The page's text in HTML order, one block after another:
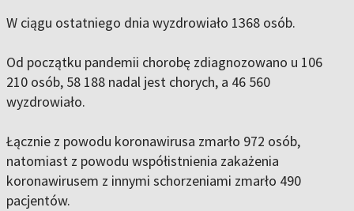
W ciągu ostatniego dnia wyzdrowiało 1368 osób.
Od początku pandemii chorobę zdiagnozowano u 106
210 osób, 58 188 nadal jest chorych, a 46 560
wyzdrowiało.
Łącznie z powodu koronawirusa zmarło 972 osób,
natomiast z powodu współistnienia zakażenia
koronawirusem z innymi schorzeniami zmarło 490
pacjentów.